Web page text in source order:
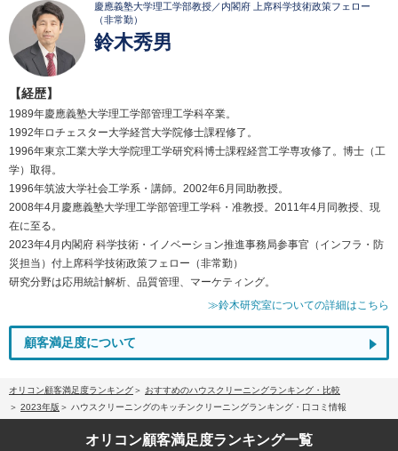
慶應義塾大学理工学部教授／内閣府 上席科学技術政策フェロー
（非常勤）
鈴木秀男
【経歴】
1989年慶應義塾大学理工学部管理工学科卒業。
1992年ロチェスター大学経営大学院修士課程修了。
1996年東京工業大学大学院理工学研究科博士課程経営工学専攻修了。博士（工
学）取得。
1996年筑波大学社会工学系・講師。2002年6月同助教授。
2008年4月慶應義塾大学理工学部管理工学科・准教授。2011年4月同教授、現
在に至る。
2023年4月内閣府 科学技術・イノベーション推進事務局参事官（インフラ・防
災担当）付上席科学技術政策フェロー（非常勤）
研究分野は応用統計解析、品質管理、マーケティング。
≫鈴木研究室についての詳細はこちら
顧客満足度について
オリコン顧客満足度ランキング
おすすめのハウスクリーニングランキング・比較
2023年版
ハウスクリーニングのキッチンクリーニングランキング・口コミ情報
オリコン顧客満足度ランキング一覧